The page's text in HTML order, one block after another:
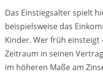
Das Einstiegsalter spielt
beispielsweise das
Kinder. Wer früh einsteigt
Zeitraum in seinen
im höheren Maße am